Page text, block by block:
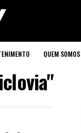
QUEM SOMOS